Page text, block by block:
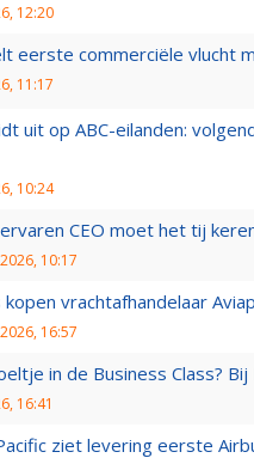
12:20
eerste commerciële vlucht
11:17
uit op ABC-eilanden:
10:24
CEO moet het tij
10:17
kopen vrachtafhandelaar
16:57
in de Business Class?
16:41
ziet levering eerste